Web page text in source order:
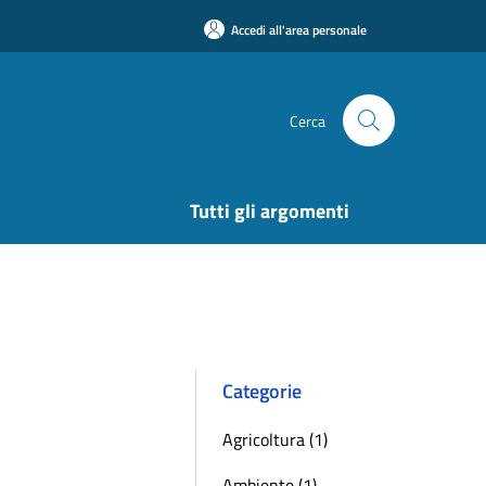
Accedi all'area personale
Cerca
Tutti gli argomenti
Categorie
Agricoltura (1)